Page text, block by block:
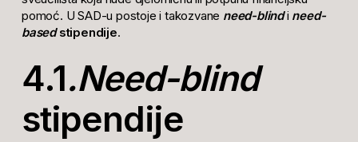
pomoć. U SAD-u postoje i takozvane need-blindi need-
basedstipendije.
4.1.Need-blind
stipendije